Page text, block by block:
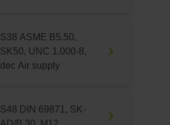
S38 ASME B5.50,
SK50, UNC 1.000-8,
dec Air supply
S48 DIN 69871, SK-